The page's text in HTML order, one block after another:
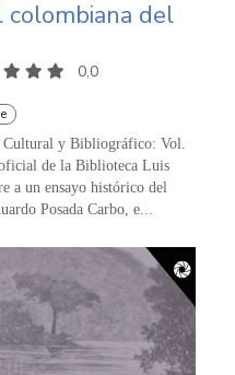
colombiana del
0,0
Cultural y Bibliográfico: Vol.
de la Biblioteca Luis
a un ensayo histórico del
Posada Carbo, e...